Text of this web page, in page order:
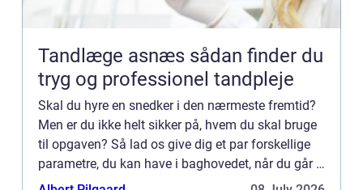
Tandlæge asnæs sådan finder du
tryg og professionel tandpleje
Skal du hyre en snedker i den nærmeste fremtid?
Men er du ikke helt sikker på, hvem du skal bruge
til opgaven? Så lad os give dig et par forskellige
parametre, du kan have i baghovedet, når du går i
gang med søgep...